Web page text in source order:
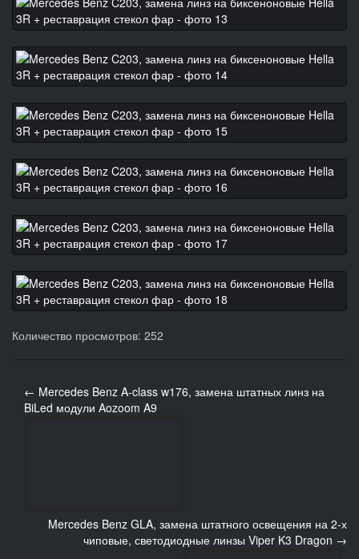
Количество просмотров: 252
← Mercedes Benz A-class w176, замена штатных линз на
BiLed модули Aozoom A9
Mercedes Benz GLA, замена штатного освещения на 2-х
чиповые, светодиодные линзы Viper K3 Dragon →